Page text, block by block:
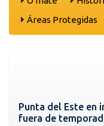
Áreas Protegidas
Punta del Este en
fuera de